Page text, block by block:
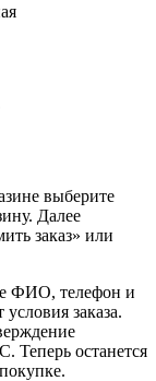
выберите
Далее
заказ» или
ФИО, телефон и
заказа.
Теперь останется